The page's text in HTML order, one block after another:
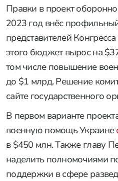
Правки в проект
2023 год внёс
представителей
этого бюджет вырос на
том числе повышение
до $1 млрд. Решение
сайте государственного
В первом варианте
военную помощь Украине
в $450 млн. Также главу
наделить полномочиями
поддержки в сфере